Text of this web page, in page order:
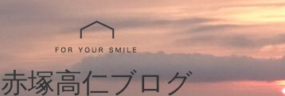
赤塚高仁ブログ